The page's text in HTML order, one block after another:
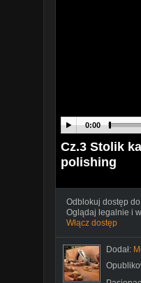
0:00
Cz.3 Stolik
polishing
Odblokuj dostęp
Oglądaj legalnie i
Włącz dostęp
Dodał: